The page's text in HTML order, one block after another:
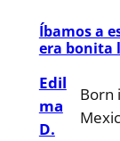
Íbamos a
era bonita
Edil
ma
D.
Born